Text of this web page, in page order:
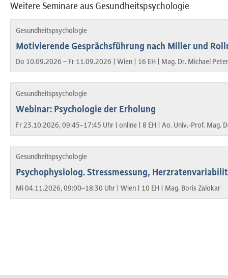
Weitere Seminare aus Gesundheitspsychologie
Gesundheitspsychologie
Motivierende Gesprächsführung nach Miller und
Do 10.09.2026 – Fr 11.09.2026 | Wien | 16 EH | Mag. Dr. Michael Peter
Gesundheitspsychologie
Webinar: Psychologie der Erholung
Fr 23.10.2026, 09:45–17:45 Uhr | online | 8 EH | Ao. Univ.-Prof. Mag.
Gesundheitspsychologie
Psychophysiolog. Stressmessung,
Mi 04.11.2026, 09:00–18:30 Uhr | Wien | 10 EH | Mag. Boris Zalokar